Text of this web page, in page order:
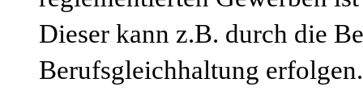
Dieser kann z.B. durch die
Berufsgleichhaltung erfolgen.